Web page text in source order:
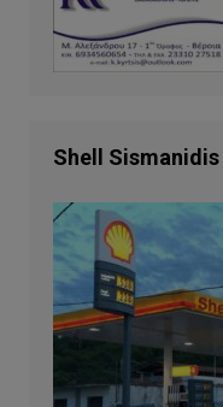
Shell